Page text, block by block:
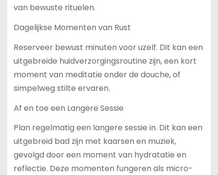
van bewuste rituelen.
Dagelijkse Momenten van Rust
Reserveer bewust minuten voor uzelf. Dit kan een
uitgebreide huidverzorgingsroutine zijn, een kort
moment van meditatie onder de douche, of
simpelweg stilte ervaren.
Af en toe een Langere Sessie
Plan regelmatig een langere sessie in. Dit kan een
uitgebreid bad zijn met kaarsen en muziek,
gevolgd door een moment van hydratatie en
reflectie. Deze momenten fungeren als micro-